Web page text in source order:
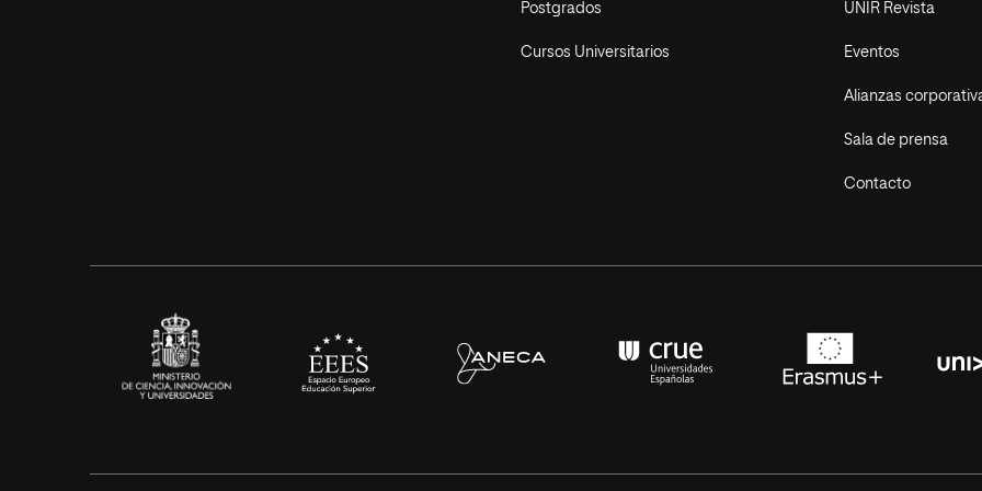
Postgrados
Cursos Universitarios
UNIR Revista
Eventos
Alianzas
Sala de prensa
Contacto